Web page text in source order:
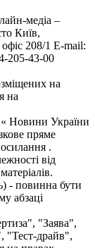
медіа –
Київ,
208/1 E-mail:
205-43-00
на
на
« Новини України
пряме
.
від
- повинна бути
абзаці
"Заява",
"Тест-драйв",